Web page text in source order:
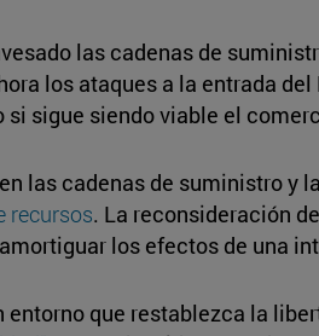
las cadenas de
los ataques a la entrada
sigue siendo viable el
las cadenas de suministro
recursos. La reconsideración
los efectos de una
que restablezca la